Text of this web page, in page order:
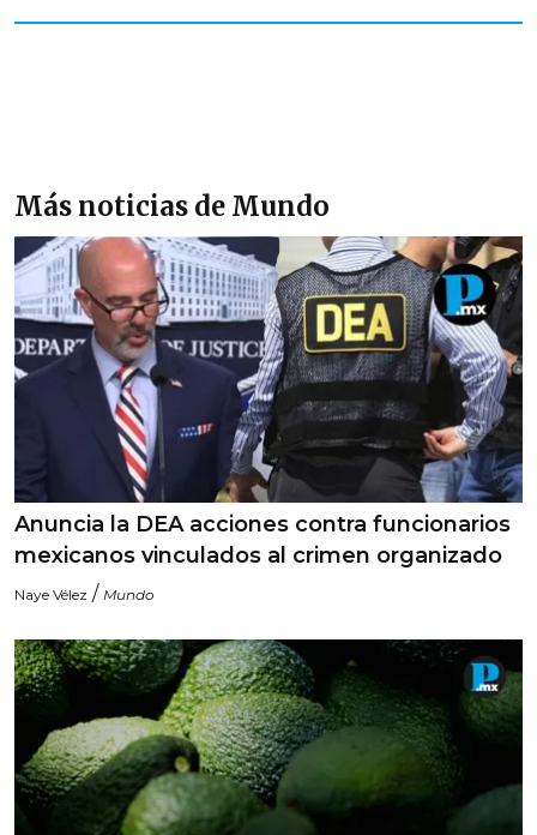
Más noticias de Mundo
Anuncia la DEA acciones contra funcionarios
mexicanos vinculados al crimen organizado
Naye Vélez / Mundo